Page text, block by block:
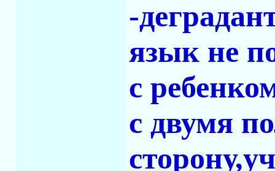
-
язык не
с
с двумя